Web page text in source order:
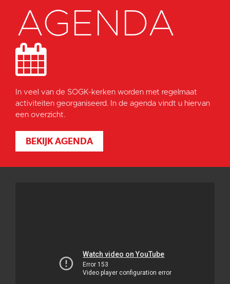
AGENDA
In veel van de SOGK-kerken worden met regelmaat
activiteiten georganiseerd. In de agenda vindt u hiervan
een overzicht.
BEKIJK AGENDA